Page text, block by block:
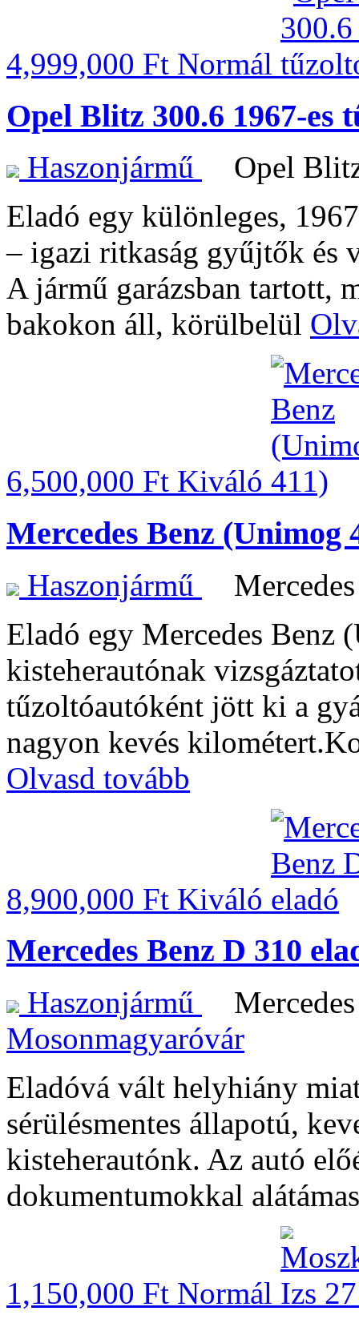
4,999,000 Ft Normál
Opel Blitz 300.6 1967-es
Haszonjármű
Opel
Eladó egy különleges,
– igazi ritkaság gyűjtők és
A jármű garázsban tartott,
bakokon áll, körülbelül
6,500,000 Ft Kiváló
Mercedes Benz (Unimog
Haszonjármű
Eladó egy Mercedes Benz
kisteherautónak
tűzoltóautóként jött ki a
nagyon kevés
Olvasd tovább
8,900,000 Ft Kiváló
Mercedes Benz D 310
Haszonjármű
Mosonmagyaróvár
Eladóvá vált helyhiány
sérülésmentes állapotú,
kisteherautónk. Az autó
dokumentumokkal
1,150,000 Ft Normál